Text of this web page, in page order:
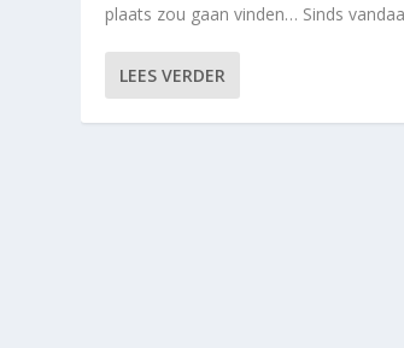
plaats zou gaan vinden… Sinds
LEES VERDER